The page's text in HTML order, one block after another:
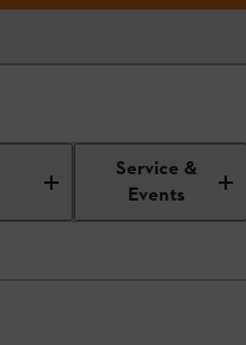
Service &
Events